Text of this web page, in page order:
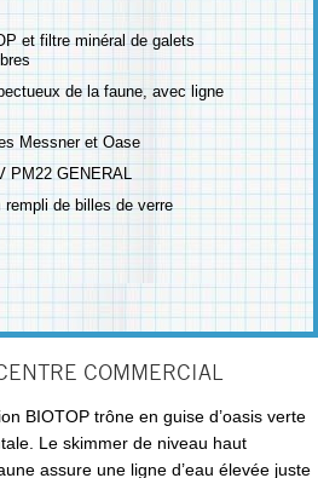
et filtre minéral de galets
de la faune, avec ligne
Messner et Oase
PM22 GENERAL
de billes de verre
COMMERCIAL
BIOTOP trône en guise d’oasis verte
. Le skimmer de niveau haut
assure une ligne d’eau élevée juste